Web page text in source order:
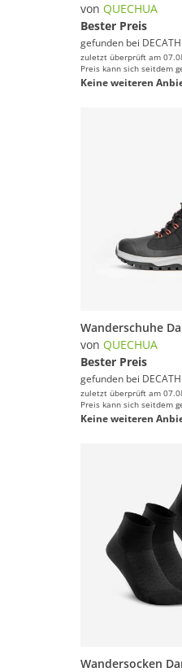
von QUECHUA
Bester Preis
gefunden bei
zuletzt überprüft am
Preis kann sich seitdem
Keine weiteren
von QUECHUA
Bester Preis
gefunden bei
zuletzt überprüft am
Preis kann sich seitdem
Keine weiteren